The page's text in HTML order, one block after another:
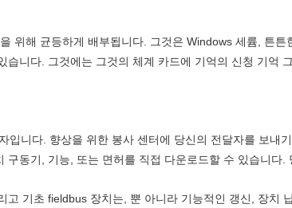
위해 균등하게 배부됩니다. 그것은 Windows 세륨, 튼
니다. 그것에는 그것의 체계 카드에 기억의 신청 기억
니다. 향상을 위한 봉사 센터에 당신의 전달자를 보내
동기, 기능, 또는 면허를 직접 다운로드할 수 있습니다.
기초 fieldbus 장치는, 뿐 아니라 기능적인 갱신, 장치